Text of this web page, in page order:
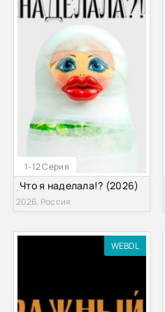
1-12 Серия
Что я наделала!? (2026)
2026, Россия
WEBDL